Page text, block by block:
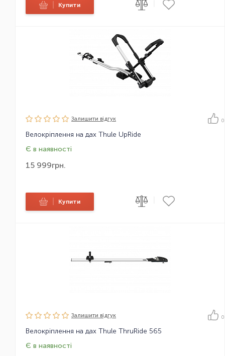
Купити
Залишити вiдгук 0
Велокріплення на дах Thule UpRide
Є в наявності
15 999грн.
Купити
Залишити вiдгук 0
Велокріплення на дах Thule ThruRide 565
Є в наявності